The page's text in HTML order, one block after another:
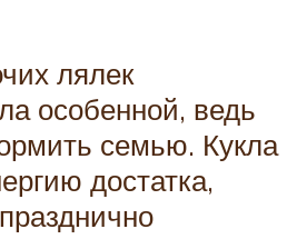
лялек
особенной, ведь
семью. Кукла
достатка,